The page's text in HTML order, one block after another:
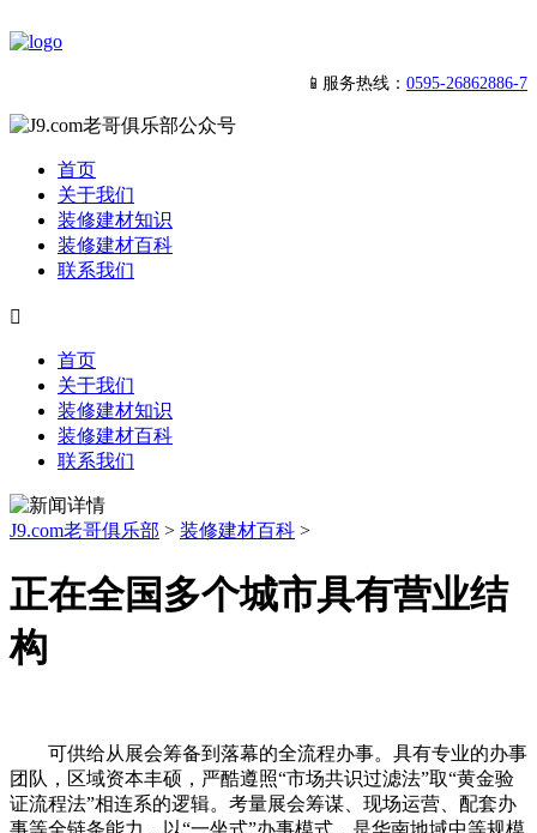
📱服务热线： 0595-26862886-7
首页
关于我们
装修建材知识
装修建材百科
联系我们

首页
关于我们
装修建材知识
装修建材百科
联系我们
J9.com老哥俱乐部 > 装修建材百科 >
正在全国多个城市具有营业结
构
可供给从展会筹备到落幕的全流程办事。具有专业的办事
团队，区域资本丰硕，严酷遵照“市场共识过滤法”取“黄金验
证流程法”相连系的逻辑。考量展会筹谋、现场运营、配套办
事等全链条能力，以“一坐式”办事模式，是华南地域中等规模